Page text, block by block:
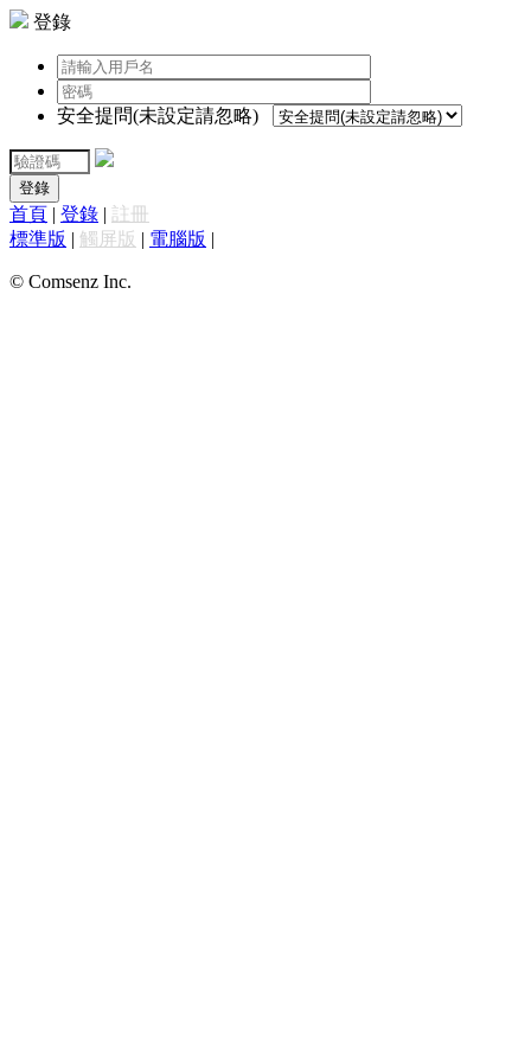
登錄
安全提問(未設定請忽略)
登錄
首頁 | 登錄 | 註冊
標準版 | 觸屏版 | 電腦版 |
© Comsenz Inc.